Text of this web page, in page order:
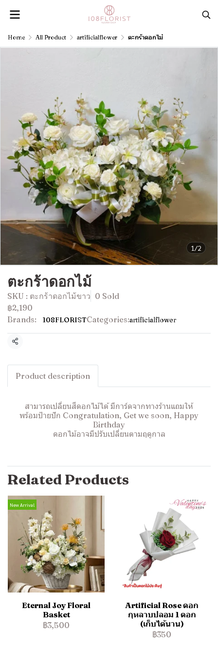
Home All Product artificialflower ตะกร้าดอกไม้
1/2
ตะกร้าดอกไม้
SKU : ตะกร้าดอกไม้ขาว 0 Sold
฿2,190
Brands:
108FLORISTCategories:artificialflower
Share
Product description
สามารถเปลี่ยนสีดอกไม้ได้ มีการ์ดจากทางร้านแถมให้
พร้อมป้ายปัก Congratulation, Get we soon, Happy
Birthday
ดอกไม้อาจมีปรับเปลี่ยนตามฤดูกาล
Related Products
New Arrival
Eternal Joy Floral
Basket
฿3,500
Artificial Rose ดอก
กุหลาบปลอม 1 ดอก
(เก็บได้นาน)
฿350